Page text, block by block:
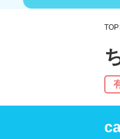
TOP